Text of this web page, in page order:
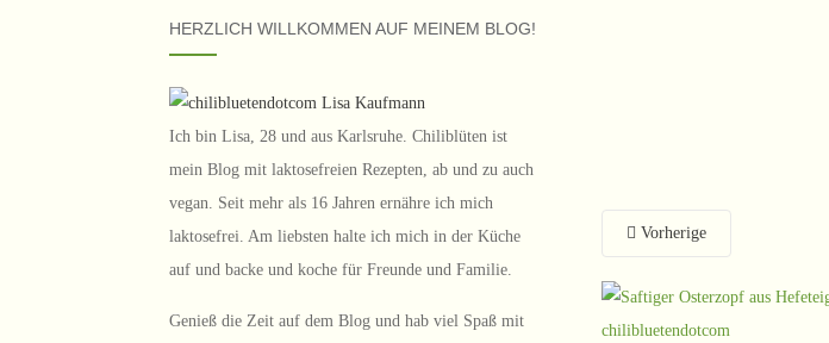
Vorherige
HERZLICH WILLKOMMEN AUF MEINEM BLOG!
Ich bin Lisa, 28 und aus Karlsruhe. Chiliblüten ist
mein Blog mit laktosefreien Rezepten, ab und zu auch
vegan. Seit mehr als 16 Jahren ernähre ich mich
laktosefrei. Am liebsten halte ich mich in der Küche
auf und backe und koche für Freunde und Familie.
Genieß die Zeit auf dem Blog und hab viel Spaß mit